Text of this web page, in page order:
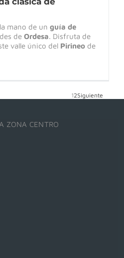
mano de un guía de
de Ordesa. Disfruta de
valle único del Pirineo de
12Siguiente
ZONA CENTRO